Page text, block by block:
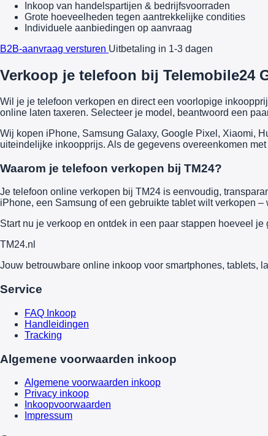
Inkoop van handelspartijen & bedrijfsvoorraden
Grote hoeveelheden tegen aantrekkelijke condities
Individuele aanbiedingen op aanvraag
B2B-aanvraag versturen Uitbetaling in 1-3 dagen
Verkoop je telefoon bij Telemobile24
Wil je je telefoon verkopen en direct een voorlopige
online laten taxeren. Selecteer je model, beantwoord een
Wij kopen iPhone, Samsung Galaxy, Google Pixel, Xiaomi,
uiteindelijke inkoopprijs. Als de gegevens overeenkomen
Waarom je telefoon verkopen bij TM24?
Je telefoon online verkopen bij TM24 is eenvoudig,
iPhone, een Samsung of een gebruikte tablet wilt verkopen
Start nu je verkoop en ontdek in een paar stappen hoeveel
TM24.nl
Jouw betrouwbare online inkoop voor smartphones, tablets,
Service
FAQ Inkoop
Handleidingen
Tracking
Algemene voorwaarden inkoop
Algemene voorwaarden inkoop
Privacy inkoop
Inkoopvoorwaarden
Impressum